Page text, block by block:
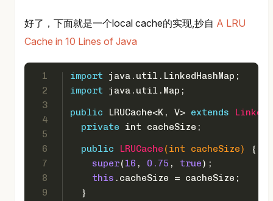
好了，下面就是一个local cache的实现,抄自 A LRU
Cache in 10 Lines of Java
1
2
3
4
5
6
7
8
9
import java.util.LinkedHashMap;
import java.util.Map;
public LRUCache<K, V> extends
private
int cacheSize;
public
LRUCache (int cacheSize)
{
super(16 , 0.75 , true);
this .cacheSize = cacheSize;
  }